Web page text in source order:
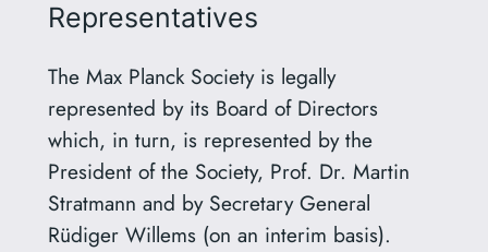
Representatives
The Max Planck Society is legally
represented by its Board of Directors
which, in turn, is represented by the
President of the Society, Prof. Dr. Martin
Stratmann and by Secretary General
Rüdiger Willems (on an interim basis).